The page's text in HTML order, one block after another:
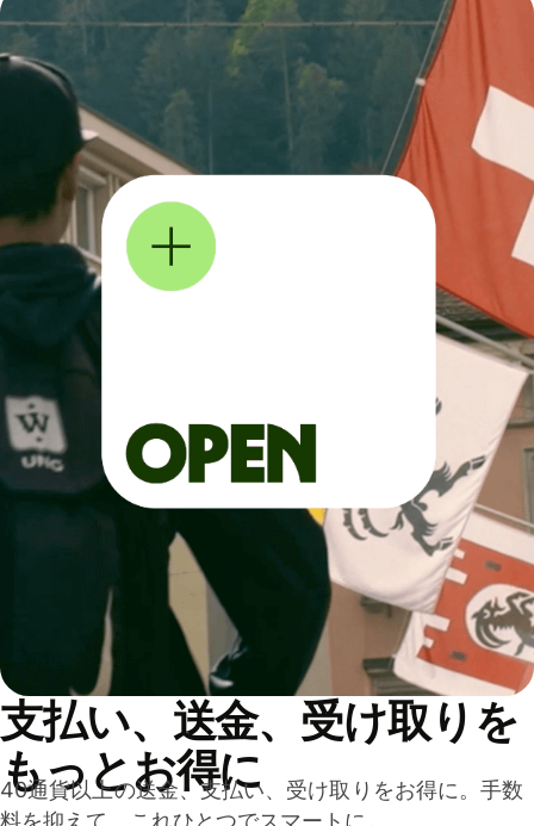
支払い、送金、受け取りを
もっとお得に
40通貨以上の送金、支払い、受け取りをお得に。手数
料を抑えて、これひとつでスマートに。